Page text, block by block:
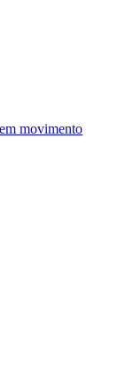
movimento